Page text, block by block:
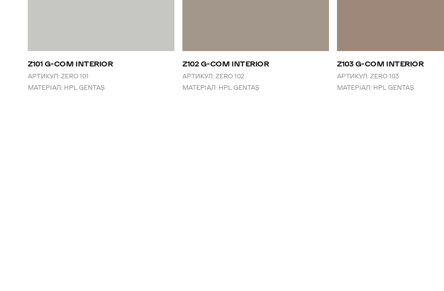
Z101 G-COM INTERIOR
АРТИКУЛ: ZERO 101
МАТЕРІАЛ: HPL GENTAŞ
Z102 G-COM INTERIOR
АРТИКУЛ: ZERO 102
МАТЕРІАЛ: HPL GENTAŞ
Z103 G-COM INTERIOR
АРТИКУЛ: ZERO 103
МАТЕРІАЛ: HPL GENTAŞ